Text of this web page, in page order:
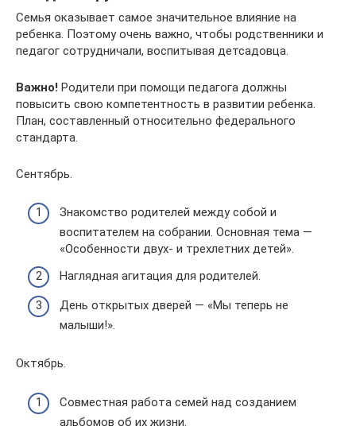
Семья оказывает самое значительное влияние на
ребенка. Поэтому очень важно, чтобы родственники и
педагог сотрудничали, воспитывая детсадовца.
Важно! Родители при помощи педагога должны
повысить свою компетентность в развитии ребенка.
План, составленный относительно федерального
стандарта.
Сентябрь.
Знакомство родителей между собой и
воспитателем на собрании. Основная тема —
«Особенности двух- и трехлетних детей».
Наглядная агитация для родителей.
День открытых дверей — «Мы теперь не
малыши!».
Октябрь.
Совместная работа семей над созданием
альбомов об их жизни.